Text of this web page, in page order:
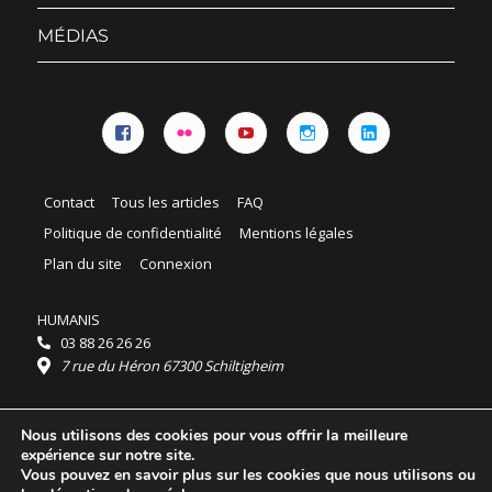
sous-
MÉDIAS
Contact Tous les articles
FAQ
Politique de confidentialité
Mentions légales
Plan du site
Connexion
HUMANIS
03 88 26 26 26
7 rue du Héron 67300 Schiltigheim
Horaires :
HUMANIS : du lundi au vendredi 9h - 18h
Ordidocaz : du lundi au vendredi 8h - 19h
© 2025 HUMANIS, tous droits réservés.
Nous utilisons des cookies pour vous offrir la meilleure
expérience sur notre site.
Vous pouvez en savoir plus sur les cookies que nous utilisons ou